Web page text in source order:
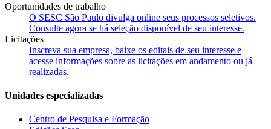
Oportunidades de trabalho
O SESC São Paulo divulga online seus processos seletivos.
Consulte agora se há seleção disponível de seu interesse.
Licitações
Inscreva sua empresa, baixe os editais de seu interesse e
acesse informações sobre as licitações em andamento ou já
realizadas.
Unidades especializadas
Centro de Pesquisa e Formação